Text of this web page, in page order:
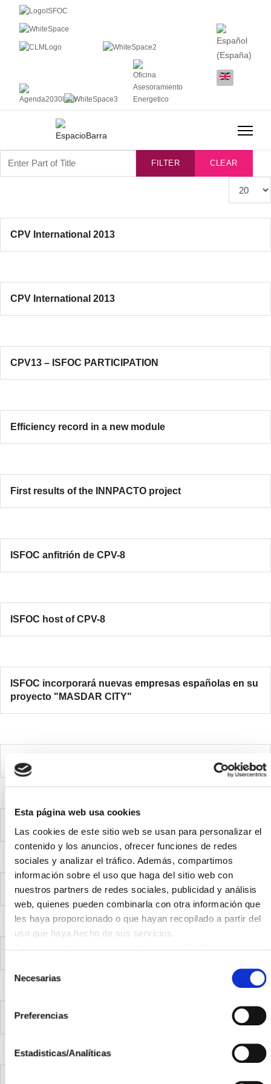
Esta página web usa cookies
Las cookies de este sitio web se usan para personalizar el
contenido y los anuncios, ofrecer funciones de redes
sociales y analizar el tráfico. Además, compartimos
información sobre el uso que haga del sitio web con
nuestros partners de redes sociales, publicidad y análisis
web, quienes pueden combinarla con otra información que
les haya proporcionado o que hayan recopilado a partir del
uso que haya hecho de sus servicios.
Necesarias
Preferencias
Estadisticas/Analíticas
FILTER CLEAR
CPV International 2013
CPV International 2013
CPV13 – ISFOC PARTICIPATION
Efficiency record in a new module
First results of the INNPACTO project
ISFOC anfitrión de CPV-8
ISFOC host of CPV-8
ISFOC incorporará nuevas empresas españolas en su
proyecto "MASDAR CITY"
ISFOC participa en CPV13
ISFOC participates in the EU PVSEC 2012
ISFOC visits the CIRCE Foundation
ISFOC will incorporate new Spanish companies in its